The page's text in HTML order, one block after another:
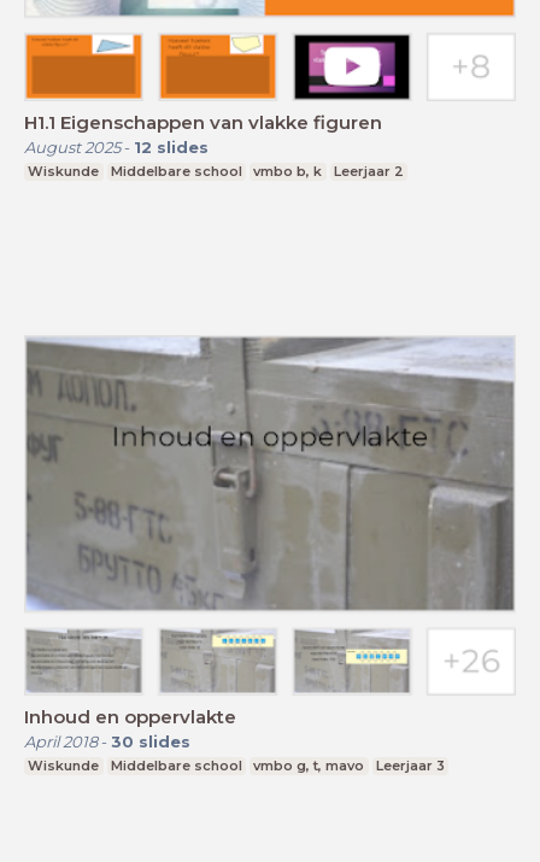
H1.1 Eigenschappen van vlakke figuren
August 2025- 12 slides
Wiskunde Middelbare school vmbo b, k Leerjaar 2
Inhoud en oppervlakte
April 2018- 30 slides
Wiskunde Middelbare school vmbo g, t, mavo Leerjaar 3